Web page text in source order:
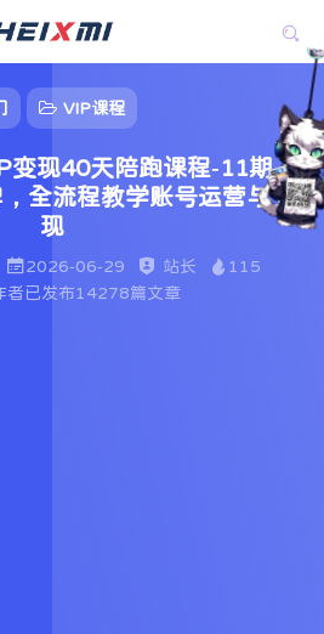
VIP课程
变现40天陪跑课程-11期，
全流程教学账号运营与变
现
2026-06-29 站长
115
者已发布14278篇文章